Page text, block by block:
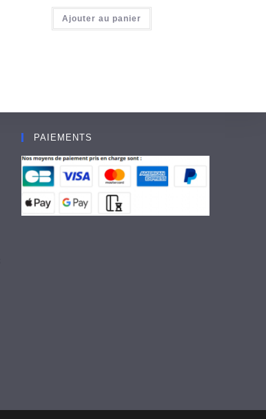
Ajouter au panier
PAIEMENTS